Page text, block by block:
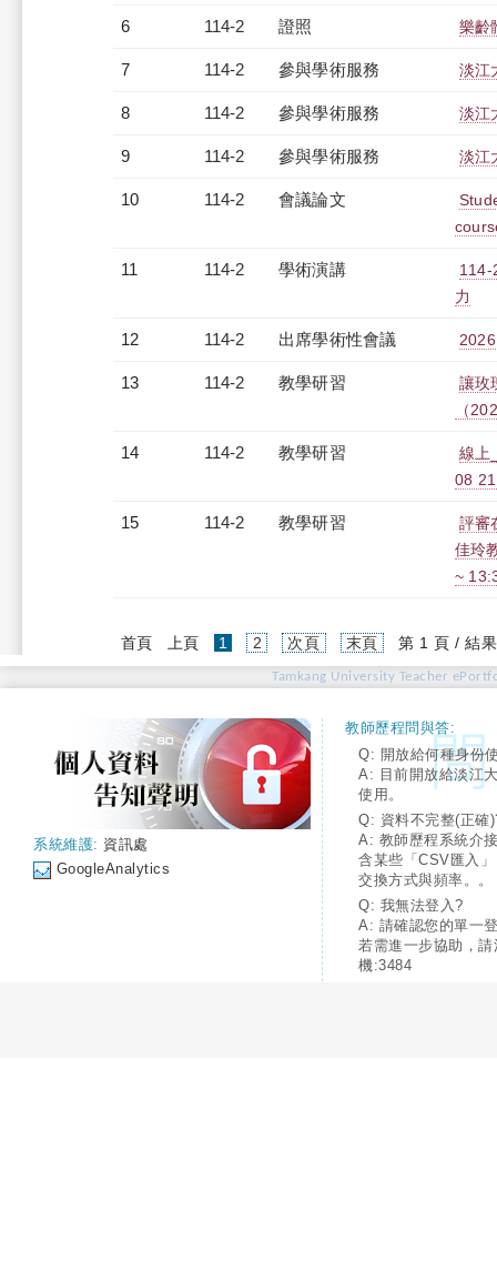
6 114-2 證照 樂齡
7 114-2 參與學術服務 淡江
8 114-2 參與學術服務 淡江
9 114-2 參與學術服務 淡江
10 114-2 會議論文
11 114-2 學術演講
114-
力
12 114-2 出席學術性會議
13 114-2 教學研習
讓玫
（
14 114-2 教學研習
線上
08
15 114-2 教學研習
評審
佳玲
~
首頁 上頁 1 (current)
2 次頁 末頁 第 1 頁 / 結
Tamkang University Teacher
系統維護: 資訊處
GoogleAnalytics
教師歷程問與答:
Q: 開放給何種身份
A: 目前開放給淡江
使用。
Q: 資料不完整(正確
A: 教師歷程系統介
含某些「CSV匯入
交換方式與頻率。。
Q: 我無法登入?
A: 請確認您的單一
若需進一步協助，
機:3484